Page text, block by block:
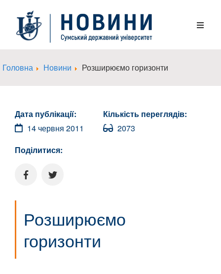
Головна Новини Розширюємо горизонти
Дата публікації:
14 червня 2011
Кількість переглядів:
2073
Поділитися:
Розширюємо
горизонти